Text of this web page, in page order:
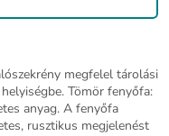
megfelel tárolási
Tömör fenyőfa:
anyag. A fenyőfa
rusztikus megjelenést